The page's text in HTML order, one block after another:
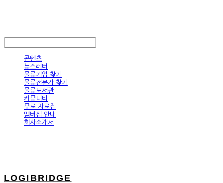
콘텐츠
뉴스레터
물류기업 찾기
물류전문가 찾기
물류도서관
커뮤니티
무료 자료집
멤버십 안내
회사소개서
LOGIBRIDGE